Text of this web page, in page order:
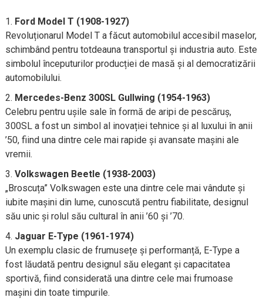
Ford Model T (1908-1927)
Revoluționarul Model T a făcut automobilul accesibil maselor,
schimbând pentru totdeauna transportul și industria auto. Este
simbolul începuturilor producției de masă și al democratizării
automobilului.
Mercedes-Benz 300SL Gullwing (1954-1963)
Celebru pentru ușile sale în formă de aripi de pescăruș,
300SL a fost un simbol al inovației tehnice și al luxului în anii
’50, fiind una dintre cele mai rapide și avansate mașini ale
vremii.
Volkswagen Beetle (1938-2003)
„Broscuța” Volkswagen este una dintre cele mai vândute și
iubite mașini din lume, cunoscută pentru fiabilitate, designul
său unic și rolul său cultural în anii ’60 și ’70.
Jaguar E-Type (1961-1974)
Un exemplu clasic de frumusețe și performanță, E-Type a
fost lăudată pentru designul său elegant și capacitatea
sportivă, fiind considerată una dintre cele mai frumoase
mașini din toate timpurile.